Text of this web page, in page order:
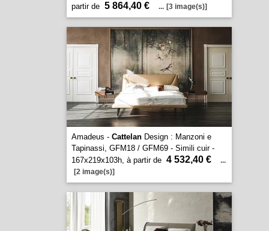
partir de 5 864,40 € ... [3 image(s)]
Amadeus - CattelanDesign : Manzoni e
Tapinassi, GFM18 / GFM69 - Simili cuir -
167x219x103h, à partir de 4 532,40 €
...
[2 image(s)]